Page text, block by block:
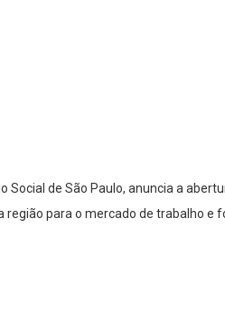
de São Paulo, anuncia a
para o mercado de trabalho e